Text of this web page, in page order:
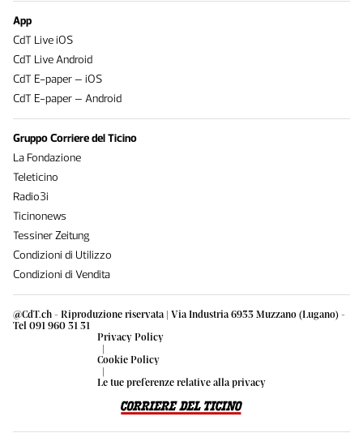
@CdT.ch - Riproduzione riservata | Via Industria 6933 Muzzano (Lugano) -
Tel 091 960 31 31
Privacy Policy
|
Cookie Policy
|
Le tue preferenze relative alla privacy
App
CdT Live iOS
CdT Live Android
CdT E-paper – iOS
CdT E-paper – Android
Gruppo Corriere del Ticino
La Fondazione
Teleticino
Radio3i
Ticinonews
Tessiner Zeitung
Condizioni di Utilizzo
Condizioni di Vendita